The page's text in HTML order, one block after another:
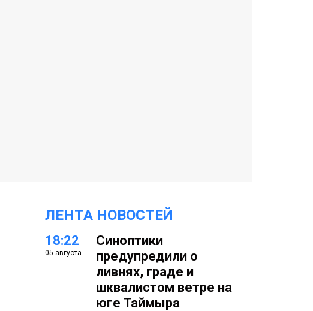
ЛЕНТА НОВОСТЕЙ
18:22
05 августа
Синоптики
предупредили о
ливнях, граде и
шквалистом ветре на
юге Таймыра